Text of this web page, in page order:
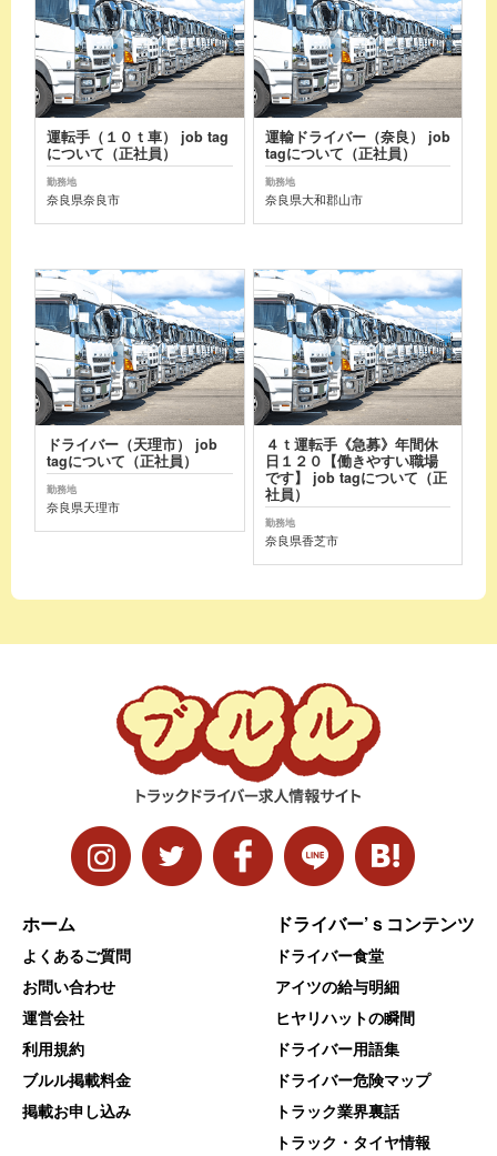
運転手（１０ｔ車） job tag
について（正社員）
勤務地
奈良県奈良市
運輸ドライバー（奈良） job
tagについて（正社員）
勤務地
奈良県大和郡山市
ドライバー（天理市） job
tagについて（正社員）
勤務地
奈良県天理市
４ｔ運転手《急募》年間休
日１２０【働きやすい職場
です】 job tagについて（正
社員）
勤務地
奈良県香芝市
ホーム
よくあるご質問
お問い合わせ
運営会社
利用規約
ブルル掲載料金
掲載お申し込み
ドライバー’ｓコンテンツ
ドライバー食堂
アイツの給与明細
ヒヤリハットの瞬間
ドライバー用語集
ドライバー危険マップ
トラック業界裏話
トラック・タイヤ情報